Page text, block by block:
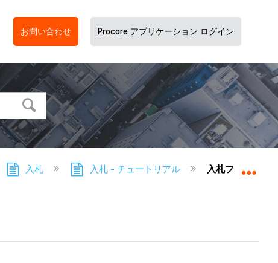
お問い合わせ Procore アプリケーション ログイン
入札 入札 - チュートリアル 入札ファイルを